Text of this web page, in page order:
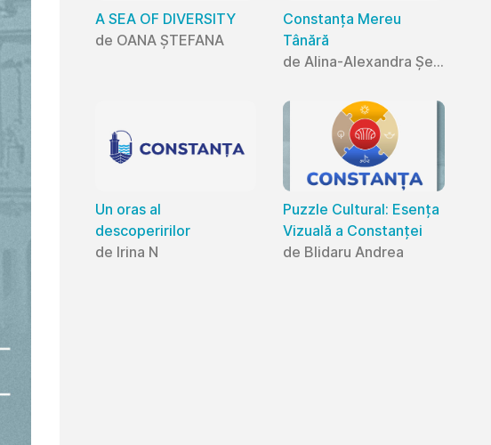
A SEA OF DIVERSITY
de OANA ȘTEFANA
Constanța Mereu
Tânără
de Alina-Alexandra Șerban
Un oras al
descoperirilor
de Irina N
Puzzle Cultural: Esența
Vizuală a Constanței
de Blidaru Andrea